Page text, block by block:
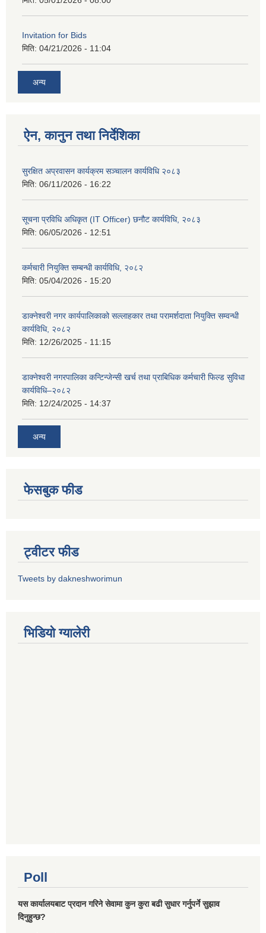
Invitation for Bids
मिति: 04/21/2026 - 11:04
अन्य
ऐन, कानुन तथा निर्देशिका
सुरक्षित अप्रवासन कार्यक्रम सञ्चालन कार्यविधि २०८३
मिति: 06/11/2026 - 16:22
सूचना प्रविधि अधिकृत (IT Officer) छनौट कार्यविधि, २०८३
मिति: 06/05/2026 - 12:51
कर्मचारी नियुक्ति सम्बन्धी कार्यविधि, २०८२
मिति: 05/04/2026 - 15:20
डाक्नेश्वरी नगर कार्यपालिकाको सल्लाहकार तथा परामर्शदाता नियुक्ति सम्वन्धी
कार्यविधि, २०८२
मिति: 12/26/2025 - 11:15
डाक्नेश्वरी नगरपालिका कन्टिन्जेन्सी खर्च तथा प्राबिधिक कर्मचारी फिल्ड सुविधा
कार्यविधि–२०८२
मिति: 12/24/2025 - 14:37
अन्य
फेसबुक फीड
ट्वीटर फीड
Tweets by dakneshworimun
भिडियाे ग्यालेरी
Poll
यस कार्यालयबाट प्रदान गरिने सेवामा कुन कुरा बढी सुधार गर्नुपर्ने सुझाव
दिनुहुन्छ?